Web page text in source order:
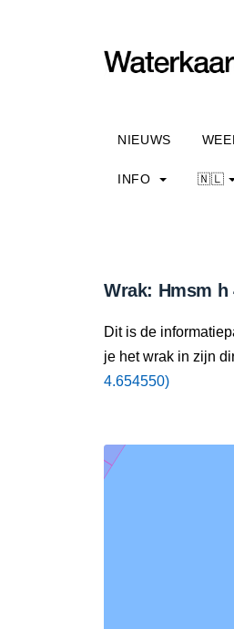
NIEUWS
INFO 🇳🇱
Wrak: Hmsm h
Dit is de
je het wrak in zijn
4.654550)